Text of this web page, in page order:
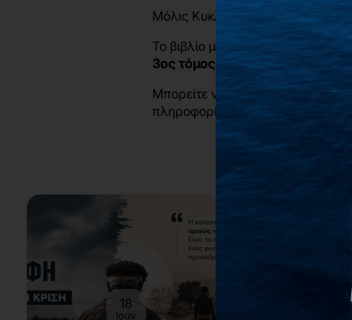
Μόλις Κυκλοφόρησε!
Το βιβλίο με τίτλο “Σύγχρονες
3ος τόμος (Ε+ΣΤ’ τάξη)
Μπορείτε να δείτε περισσότερα
πληροφορίες στο Press Kit του
18
Ιουν